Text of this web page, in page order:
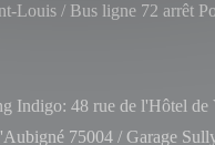
Louis / Bus ligne 72 arrêt
Indigo: 48 rue de l'Hôtel
75004 / Garage